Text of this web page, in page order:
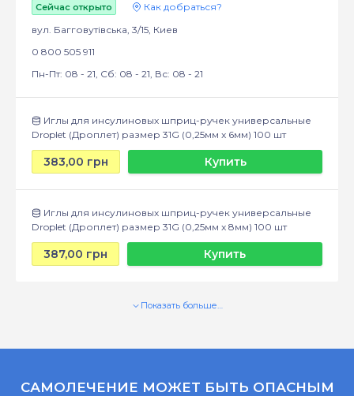
Сейчас открыто
Как добраться?
вул. Багговутівська, 3/15, Киев
0 800 505 911
Пн-Пт: 08 - 21, Сб: 08 - 21, Вс: 08 - 21
Иглы для инсулиновых шприц-ручек универсальные
Droplet (Дроплет) размер 31G (0,25мм x 6мм) 100 шт
383,00 грн Купить
Иглы для инсулиновых шприц-ручек универсальные
Droplet (Дроплет) размер 31G (0,25мм x 8мм) 100 шт
387,00 грн Купить
Показать больше…
САМОЛЕЧЕНИЕ МОЖЕТ БЫТЬ ОПАСНЫМ